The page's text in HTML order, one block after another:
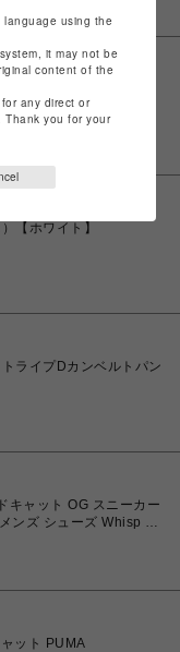
【ホワイト】
ライプDカンベルトパン
キャット OG スニーカー
ューズ Whisp Of
398846_04
using the
it may not be
content of the
any direct or
Thank you for your